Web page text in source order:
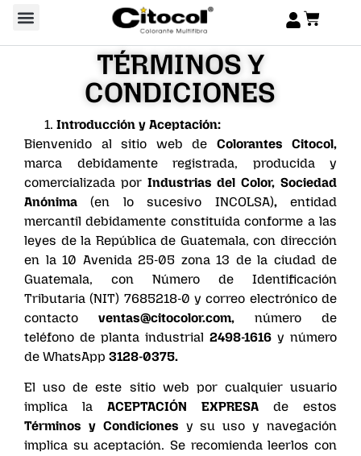
TÉRMINOS Y
CONDICIONES
Introducción y Aceptación:
Bienvenido al sitio web de Colorantes Citocol,
marca debidamente registrada, producida y
comercializada por Industrias del Color, Sociedad
Anónima (en lo sucesivo INCOLSA),entidad
mercantil debidamente constituida conforme a las
leyes de la República de Guatemala, con dirección
en la 10 Avenida 25-05 zona 13 de la ciudad de
Guatemala, con Número de Identificación
Tributaria (NIT) 7685218-0 y correo electrónico de
contacto ventas@citocolor.com, número de
teléfono de planta industrial 2498-1616 y número
de WhatsApp 3128-0375.
El uso de este sitio web por cualquier usuario
implica la ACEPTACIÓN EXPRESA de estos
Términos y Condiciones y su uso y navegación
implica su aceptación. Se recomienda leerlos con